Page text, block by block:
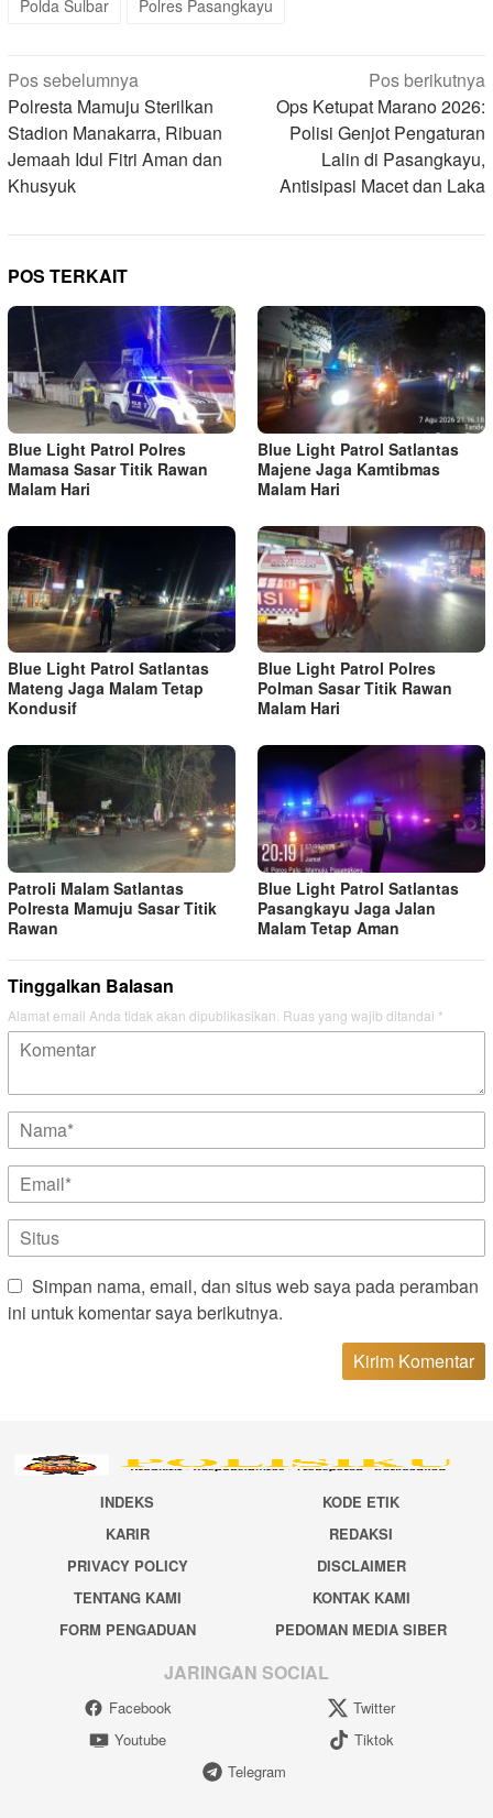
Polda Sulbar Polres Pasangkayu
Navigasi
pos
Pos sebelumnya
Polresta Mamuju Sterilkan
Stadion Manakarra, Ribuan
Jemaah Idul Fitri Aman dan
Khusyuk
Pos berikutnya
Ops Ketupat Marano 2026:
Polisi Genjot Pengaturan
Lalin di Pasangkayu,
Antisipasi Macet dan Laka
POS TERKAIT
Blue Light Patrol Polres
Mamasa Sasar Titik Rawan
Malam Hari
Blue Light Patrol Satlantas
Majene Jaga Kamtibmas
Malam Hari
Blue Light Patrol Satlantas
Mateng Jaga Malam Tetap
Kondusif
Blue Light Patrol Polres
Polman Sasar Titik Rawan
Malam Hari
Patroli Malam Satlantas
Polresta Mamuju Sasar Titik
Rawan
Blue Light Patrol Satlantas
Pasangkayu Jaga Jalan
Malam Tetap Aman
Tinggalkan Balasan
Alamat email Anda tidak akan dipublikasikan. Ruas yang wajib ditandai *
Simpan nama, email, dan situs web saya pada peramban
ini untuk komentar saya berikutnya.
INDEKS
KODE ETIK
KARIR
REDAKSI
PRIVACY POLICY
DISCLAIMER
TENTANG KAMI
KONTAK KAMI
FORM PENGADUAN
PEDOMAN MEDIA SIBER
JARINGAN SOCIAL
Facebook
Twitter
Youtube
Tiktok
Telegram